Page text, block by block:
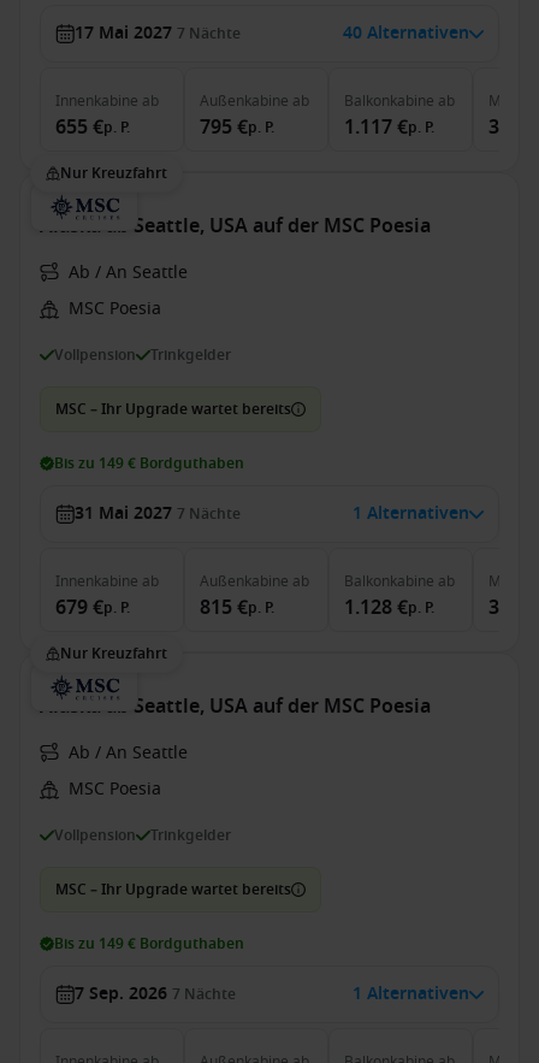
17 Mai 2027 7 Nächte 40 Alternativen
Innenkabine ab
655 €p. P.
Außenkabine ab
795 €p. P.
Balkonkabine ab
1.117 €p. P.
MSC
Nur Kreuzfahrt
Alaska ab Seattle, USA auf der MSC Poesia
Ab / An Seattle
MSC Poesia
Vollpension Trinkgelder
MSC – Ihr Upgrade wartet bereits
Bis zu 149 € Bordguthaben
31 Mai 2027 7 Nächte 1 Alternativen
Innenkabine ab
679 €p. P.
Außenkabine ab
815 €p. P.
Balkonkabine ab
1.128 €p. P.
MSC
Nur Kreuzfahrt
Alaska ab Seattle, USA auf der MSC Poesia
Ab / An Seattle
MSC Poesia
Vollpension Trinkgelder
MSC – Ihr Upgrade wartet bereits
Bis zu 149 € Bordguthaben
7 Sep. 2026 7 Nächte 1 Alternativen